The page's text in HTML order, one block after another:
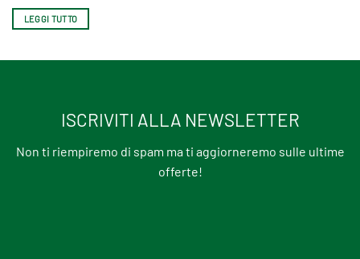
LEGGI TUTTO
ISCRIVITI ALLA NEWSLETTER
Non ti riempiremo di spam ma ti aggiorneremo sulle ultime
offerte!